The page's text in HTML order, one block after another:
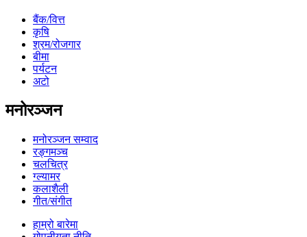
बैंक/वित्त
कृषि
श्रम/रोजगार
बीमा
पर्यटन
अटो
मनोरञ्जन
मनोरञ्जन सम्वाद
रङ्गमञ्च
चलचित्र
ग्ल्यामर
कलाशैली
गीत/संगीत
हाम्रो बारेमा